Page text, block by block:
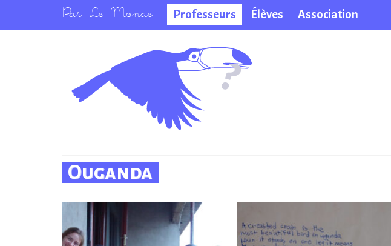
Professeurs Élèves Association
La salle des
professeurs
Ouganda